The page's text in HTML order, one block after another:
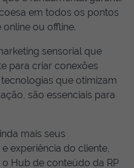
em todos os pontos
ou offline.
sensorial que
para criar conexões
que otimizam
são essenciais para
mais seus
experiência do cliente,
Hub de conteúdo da RP